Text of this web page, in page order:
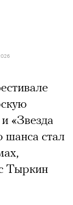
«Звезда
шанса стал
Тыркин